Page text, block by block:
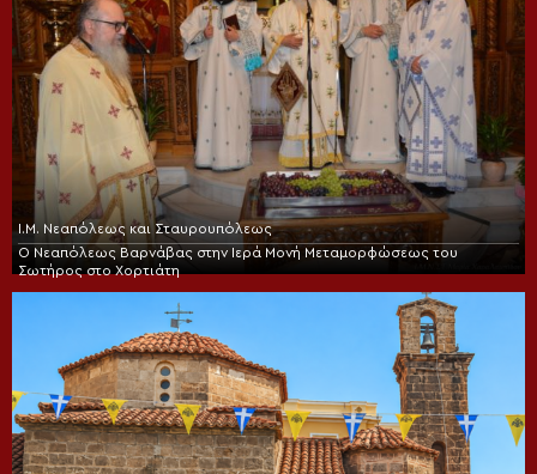
Ι.Μ. Νεαπόλεως και Σταυρουπόλεως
Ο Νεαπόλεως Βαρνάβας στην Ιερά Μονή Μεταμορφώσεως του
Σωτήρος στο Χορτιάτη